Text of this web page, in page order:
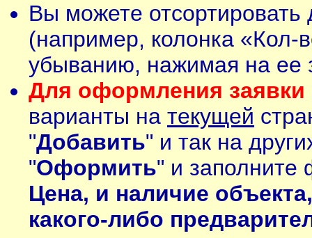
Вы можете
(например, колонка «Кол-
убыванию, нажимая на ее
Для оформления заявки
варианты на текущей
"Добавить" и так на
"Оформить" и заполните
Цена, и наличие
какого-либо